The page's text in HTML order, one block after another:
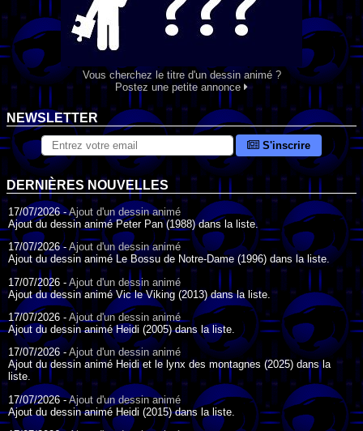
Vous cherchez le titre d'un dessin animé ?
Postez une petite annonce
NEWSLETTER
S'inscrire
DERNIÈRES NOUVELLES
17/07/2026 -Ajout d'un dessin animé
Ajout du dessin animé Peter Pan (1988) dans la liste.
17/07/2026 -Ajout d'un dessin animé
Ajout du dessin animé Le Bossu de Notre-Dame (1996) dans la liste.
17/07/2026 - Ajout d'un dessin animé
Ajout du dessin animé Vic le Viking (2013) dans la liste.
17/07/2026 - Ajout d'un dessin animé
Ajout du dessin animé Heidi (2005) dans la liste.
17/07/2026 -Ajout d'un dessin animé
Ajout du dessin animé Heidi et le lynx des montagnes (2025) dans la
liste.
17/07/2026 -Ajout d'un dessin animé
Ajout du dessin animé Heidi (2015) dans la liste.